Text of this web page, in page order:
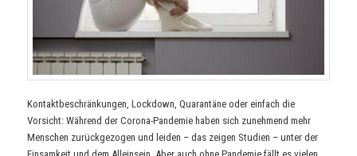
Kontaktbeschränkungen, Lockdown, Quarantäne oder einfach die
Vorsicht: Während der Corona-Pandemie haben sich zunehmend mehr
Menschen zurückgezogen und leiden – das zeigen Studien – unter der